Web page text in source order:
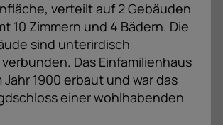
verteilt auf 2 Gebäuden
10 Zimmern und 4 Bädern. Die
sind unterirdisch
Das Einfamilienhaus
Jahr 1900 erbaut und war das
einer wohlhabenden